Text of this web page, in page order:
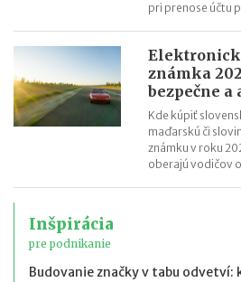
pri prenose účtu
známka
bezpečne
Kde kúpiť
maďarskú či
známku v roku
oberajú vodičov
Inšpirácia
pre podnikanie
Budovanie značky v tabu odvetví: